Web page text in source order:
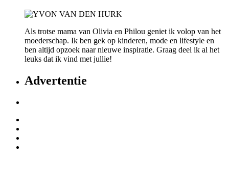
Als trotse mama van Olivia en Philou geniet ik volop van het
moederschap. Ik ben gek op kinderen, mode en lifestyle en
ben altijd opzoek naar nieuwe inspiratie. Graag deel ik al het
leuks dat ik vind met jullie!
Advertentie